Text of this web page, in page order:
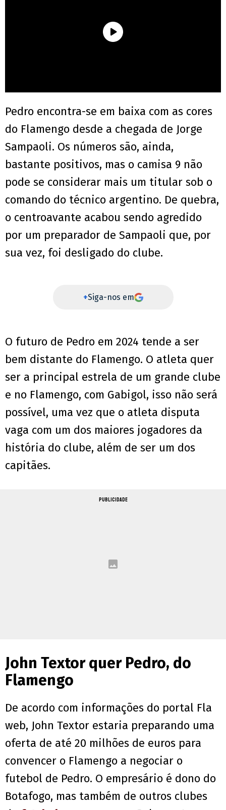
Pedro encontra-se em baixa com as cores
do Flamengo desde a chegada de Jorge
Sampaoli. Os números são, ainda,
bastante positivos, mas o camisa 9 não
pode se considerar mais um titular sob o
comando do técnico argentino. De quebra,
o centroavante acabou sendo agredido
por um preparador de Sampaoli que, por
sua vez, foi desligado do clube.
+Siga-nos em
O futuro de Pedro em 2024 tende a ser
bem distante do Flamengo. O atleta quer
ser a principal estrela de um grande clube
e no Flamengo, com Gabigol, isso não será
possível, uma vez que o atleta disputa
vaga com um dos maiores jogadores da
história do clube, além de ser um dos
capitães.
PUBLICIDADE
John Textor quer Pedro, do
Flamengo
De acordo com informações do portal Fla
web, John Textor estaria preparando uma
oferta de até 20 milhões de euros para
convencer o Flamengo a negociar o
futebol de Pedro. O empresário é dono do
Botafogo, mas também de outros clubes